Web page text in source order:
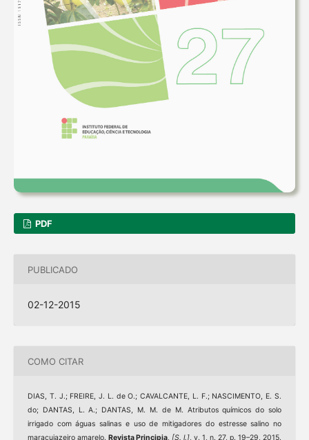
PDF
PUBLICADO
02-12-2015
COMO CITAR
DIAS, T. J.; FREIRE, J. L. de O.; CAVALCANTE, L. F.; NASCIMENTO, E. S.
do; DANTAS, L. A.; DANTAS, M. M. de M. Atributos químicos do solo
irrigado com águas salinas e uso de mitigadores do estresse salino no
maracujazeiro amarelo. Revista Principia,[S. l.], v. 1, n. 27, p. 19–29, 2015.